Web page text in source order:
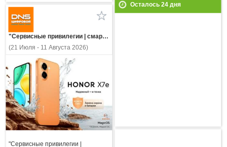
Осталось 24дня
"Сервисные привилегии | смартфон HONOR X7e"
(21 Июля - 11 Августа 2026)
"Сервисные привилегии |